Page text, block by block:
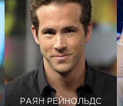
РАЯН РЕЙНОЛЬДС